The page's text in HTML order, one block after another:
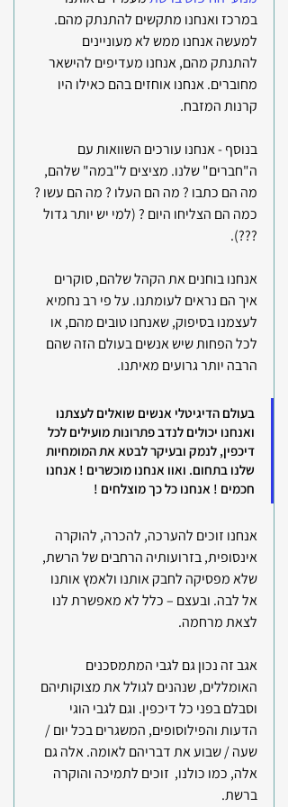
במרכז ואנחנו מתקשים להתנתק מהם.
למעשה אנחנו ממש לא מעוניינים
להתנתק מהם, אנחנו מעדיפים להישאר
מחוברים. אנחנו אוחזים בהם כאילו היו
קרנות המזבח.
בנוסף - אנחנו עורכים השוואות עם
ה"חברים" שלנו. מציצים ל"במה" שלהם,
מה הם כתבו ? מה הם העלו ? מה הם עשו ?
כמה הם הצליחו היום ? (למי יש יותר גדול
???).
אנחנו בוחנים את הקהל שלהם, סוקרים
איך הם נראים לעומתנו. על פי רב נחמיא
לעצמנו בסיפוק, שאנחנו טובים מהם, או
לכל הפחות שיש אנשים בעולם הזה שהם
הרבה יותר גרועים מאיתנו.
בעולם הדיגיטלי אנשים שואלים לעצתנו
ואנחנו יכולים לנדב פתרונות מועילים לכל
דיכפין, לנמק ובעיקר לבטא את המומחיות
שלנו בתחום. ואוו אנחנו מוכשרים ! אנחנו
חכמים ! אנחנו כל כך מוצלחים !
אנחנו זוכים להערכה, להכרה, להוקרה
אינסופית, בזרועותיה הרחבים של הרשת,
שלא מפסיקה לחבק אותנו ולאמץ אותנו
אל לבה. ובעצם – כלל לא מאפשרת לנו
לצאת מרחמה.
אגב זה נכון גם לגבי המתמסכנים
האומללים, שנהנים לגולל את מצוקותיהם
וסבלם בפני כל דיכפין. וגם לגבי הוגי
הדעות והפילוסופים, המשגרים בכל יום /
שעה / שבוע את דבריהם לאומה. אלה גם
אלה, כמו כולנו,  זוכים לתמיכה והוקרה
ברשת.